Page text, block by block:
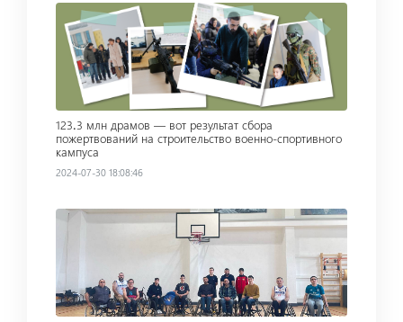
Read more
123․3 млн драмов — вот результат сбора
пожертвований на строительство военно-спортивного
кампуса
2024-07-30 18:08:46
Read more